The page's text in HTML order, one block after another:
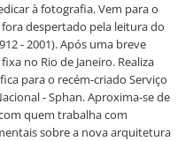
à fotografia. Vem para o
fora despertado pela leitura do
- 2001). Após uma breve
no Rio de Janeiro. Realiza
para o recém-criado Serviço
- Sphan. Aproxima-se de
quem trabalha com
sobre a nova arquitetura